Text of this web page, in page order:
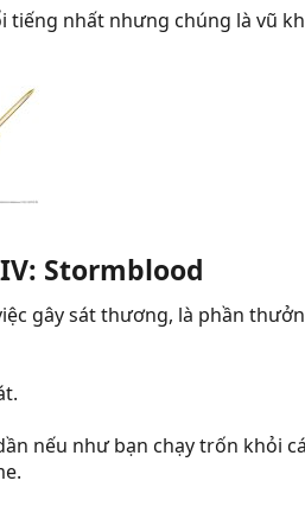
nhất nhưng chúng là vũ
Stormblood​
gây sát thương, là phần
nếu như bạn chạy trốn khỏi